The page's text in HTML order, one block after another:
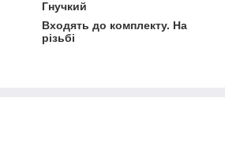
Гнучкий
Входять до комплекту. На
різьбі